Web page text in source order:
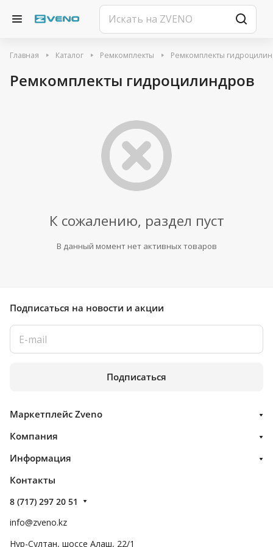
Главная Каталог Ремкомплекты Ремкомплекты
Ремкомплекты гидроцилиндров
К сожалению, раздел пуст
В данный момент нет активных товаров
Подписаться на новости и акции
Подписаться
Маркетплейс Zveno
Компания
Информация
Контакты
8 (717) 297 20 51
info@zveno.kz
Нур-Султан, шоссе Алаш, 22/1